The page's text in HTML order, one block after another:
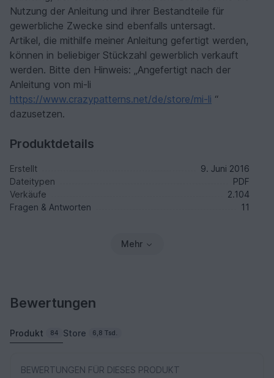
Nutzung der Anleitung und ihrer Bestandteile für
gewerbliche Zwecke sind ebenfalls untersagt.
Artikel, die mithilfe meiner Anleitung gefertigt werden,
können in beliebiger Stückzahl gewerblich verkauft
werden. Bitte den Hinweis: „Angefertigt nach der
Anleitung von mi-li
https://www.crazypatterns.net/de/store/mi-li “
dazusetzen.
Produktdetails
Erstellt
9. Juni 2016
Dateitypen
PDF
Verkäufe
2.104
Fragen & Antworten
11
Mehr
Bewertungen
Produkt 84 Store 6,8 Tsd.
BEWERTUNGEN FÜR DIESES PRODUKT